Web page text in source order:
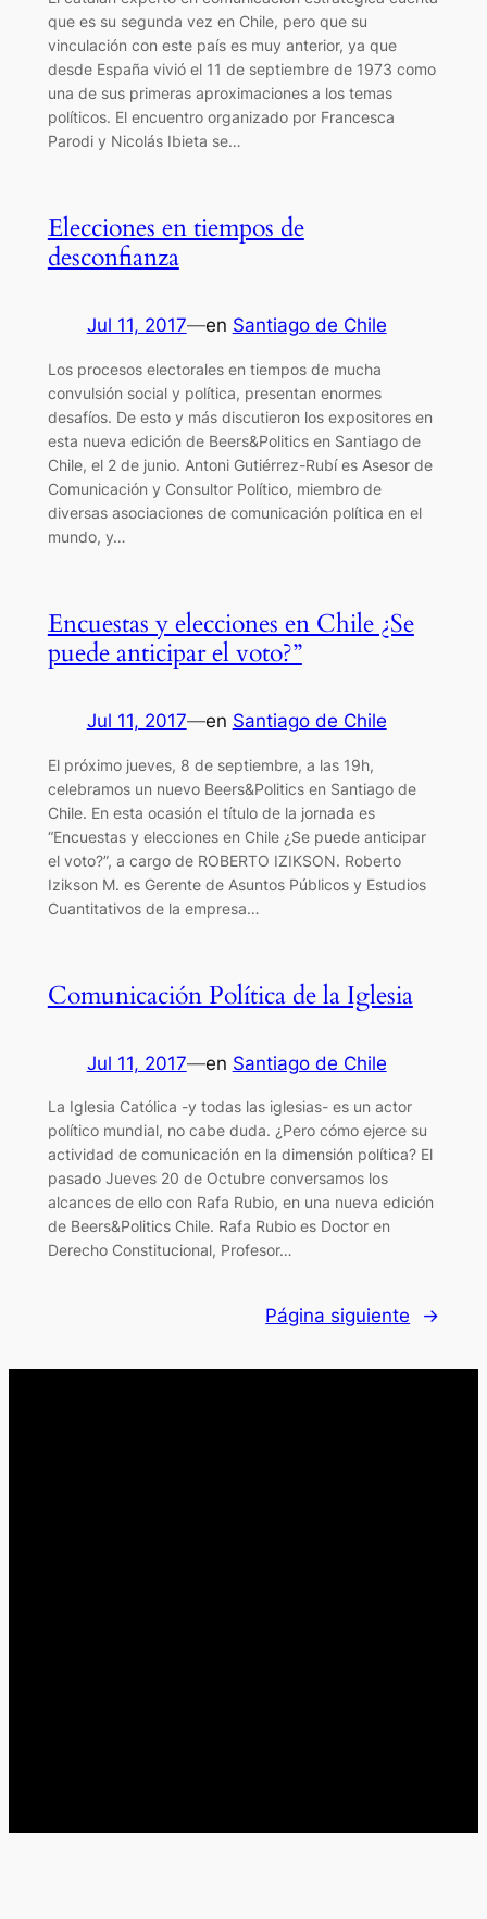
que es su segunda vez en Chile, pero que su
vinculación con este país es muy anterior, ya que
desde España vivió el 11 de septiembre de 1973 como
una de sus primeras aproximaciones a los temas
políticos. El encuentro organizado por Francesca
Parodi y Nicolás Ibieta se…
Elecciones en tiempos de
desconfianza
Jul 11, 2017—en Santiago de Chile
Los procesos electorales en tiempos de mucha
convulsión social y política, presentan enormes
desafíos. De esto y más discutieron los expositores en
esta nueva edición de Beers&Politics en Santiago de
Chile, el 2 de junio. Antoni Gutiérrez-Rubí es Asesor de
Comunicación y Consultor Político, miembro de
diversas asociaciones de comunicación política en el
mundo, y…
Encuestas y elecciones en Chile ¿Se
puede anticipar el voto?”
Jul 11, 2017—en Santiago de Chile
El próximo jueves, 8 de septiembre, a las 19h,
celebramos un nuevo Beers&Politics en Santiago de
Chile. En esta ocasión el título de la jornada es
“Encuestas y elecciones en Chile ¿Se puede anticipar
el voto?”, a cargo de ROBERTO IZIKSON. Roberto
Izikson M. es Gerente de Asuntos Públicos y Estudios
Cuantitativos de la empresa…
Comunicación Política de la Iglesia
Jul 11, 2017—en Santiago de Chile
La Iglesia Católica -y todas las iglesias- es un actor
político mundial, no cabe duda. ¿Pero cómo ejerce su
actividad de comunicación en la dimensión política? El
pasado Jueves 20 de Octubre conversamos los
alcances de ello con Rafa Rubio, en una nueva edición
de Beers&Politics Chile. Rafa Rubio es Doctor en
Derecho Constitucional, Profesor…
Página siguiente →